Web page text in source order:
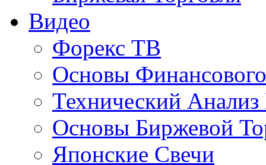
Видео
Форекс ТВ
Основы
Технический
Основы Биржевой
Японские Свечи